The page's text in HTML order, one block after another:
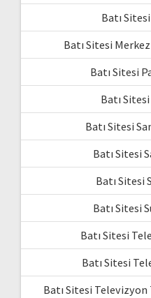
Batı
Batı Sitesi
Batı Sitesi
Batı
Batı Sitesi
Batı Sitesi
Batı Sitesi
Batı Sitesi
Batı Sitesi
Batı Sitesi
Batı Sitesi Televizyon